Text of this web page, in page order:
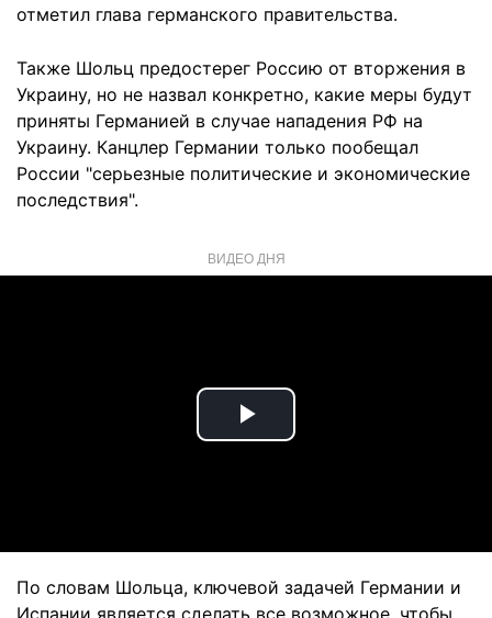
отметил глава германского правительства.
Также Шольц предостерег Россию от вторжения в
Украину, но не назвал конкретно, какие меры будут
приняты Германией в случае нападения РФ на
Украину. Канцлер Германии только пообещал
России "серьезные политические и экономические
последствия".
ВИДЕО ДНЯ
Play
По словам Шольца, ключевой задачей Германии и
Испании является сделать все возможное, чтобы